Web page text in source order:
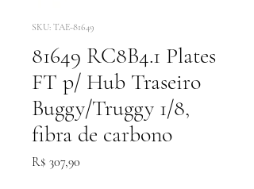
SKU: TAE-81649
81649 RC8B4.1 Plates
FT p/ Hub Traseiro
Buggy/Truggy 1/8,
fibra de carbono
R$ 307,90